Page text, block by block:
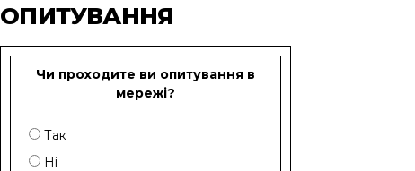
ОПИТУВАННЯ
Чи проходите ви опитування в
мережі?
Так
Ні